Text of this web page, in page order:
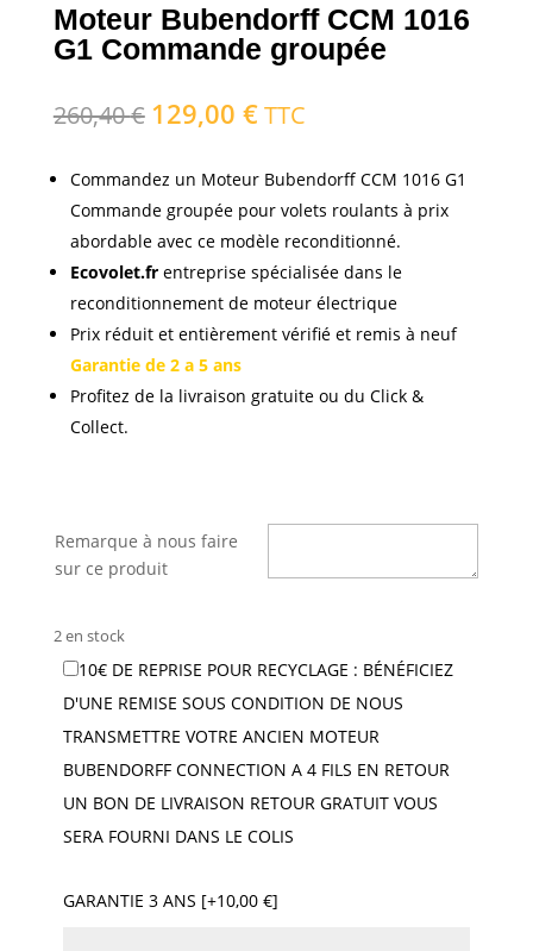
Moteur Bubendorff CCM 1016
G1 Commande groupée
260,40€ Le
initial
était :
260,40 €.
129,00 €Le
actuel
est :
129,00 €.
TTC
Commandez un Moteur Bubendorff CCM 1016 G1
Commande groupée pour volets roulants à prix
abordable avec ce modèle reconditionné.
Ecovolet.frentreprise spécialisée dans le
reconditionnement de moteur électrique
Prix réduit et entièrement vérifié et remis à neuf
Garantie de 2 a 5 ans
Profitez de la livraison gratuite ou du Click &
Collect.
Remarque à nous faire
sur ce produit
2 en stock
10€ DE REPRISE POUR RECYCLAGE : BÉNÉFICIEZ
D'UNE REMISE SOUS CONDITION DE NOUS
TRANSMETTRE VOTRE ANCIEN MOTEUR
BUBENDORFF CONNECTION A 4 FILS EN RETOUR
UN BON DE LIVRAISON RETOUR GRATUIT VOUS
SERA FOURNI DANS LE COLIS
GARANTIE 3 ANS [+10,00 €]